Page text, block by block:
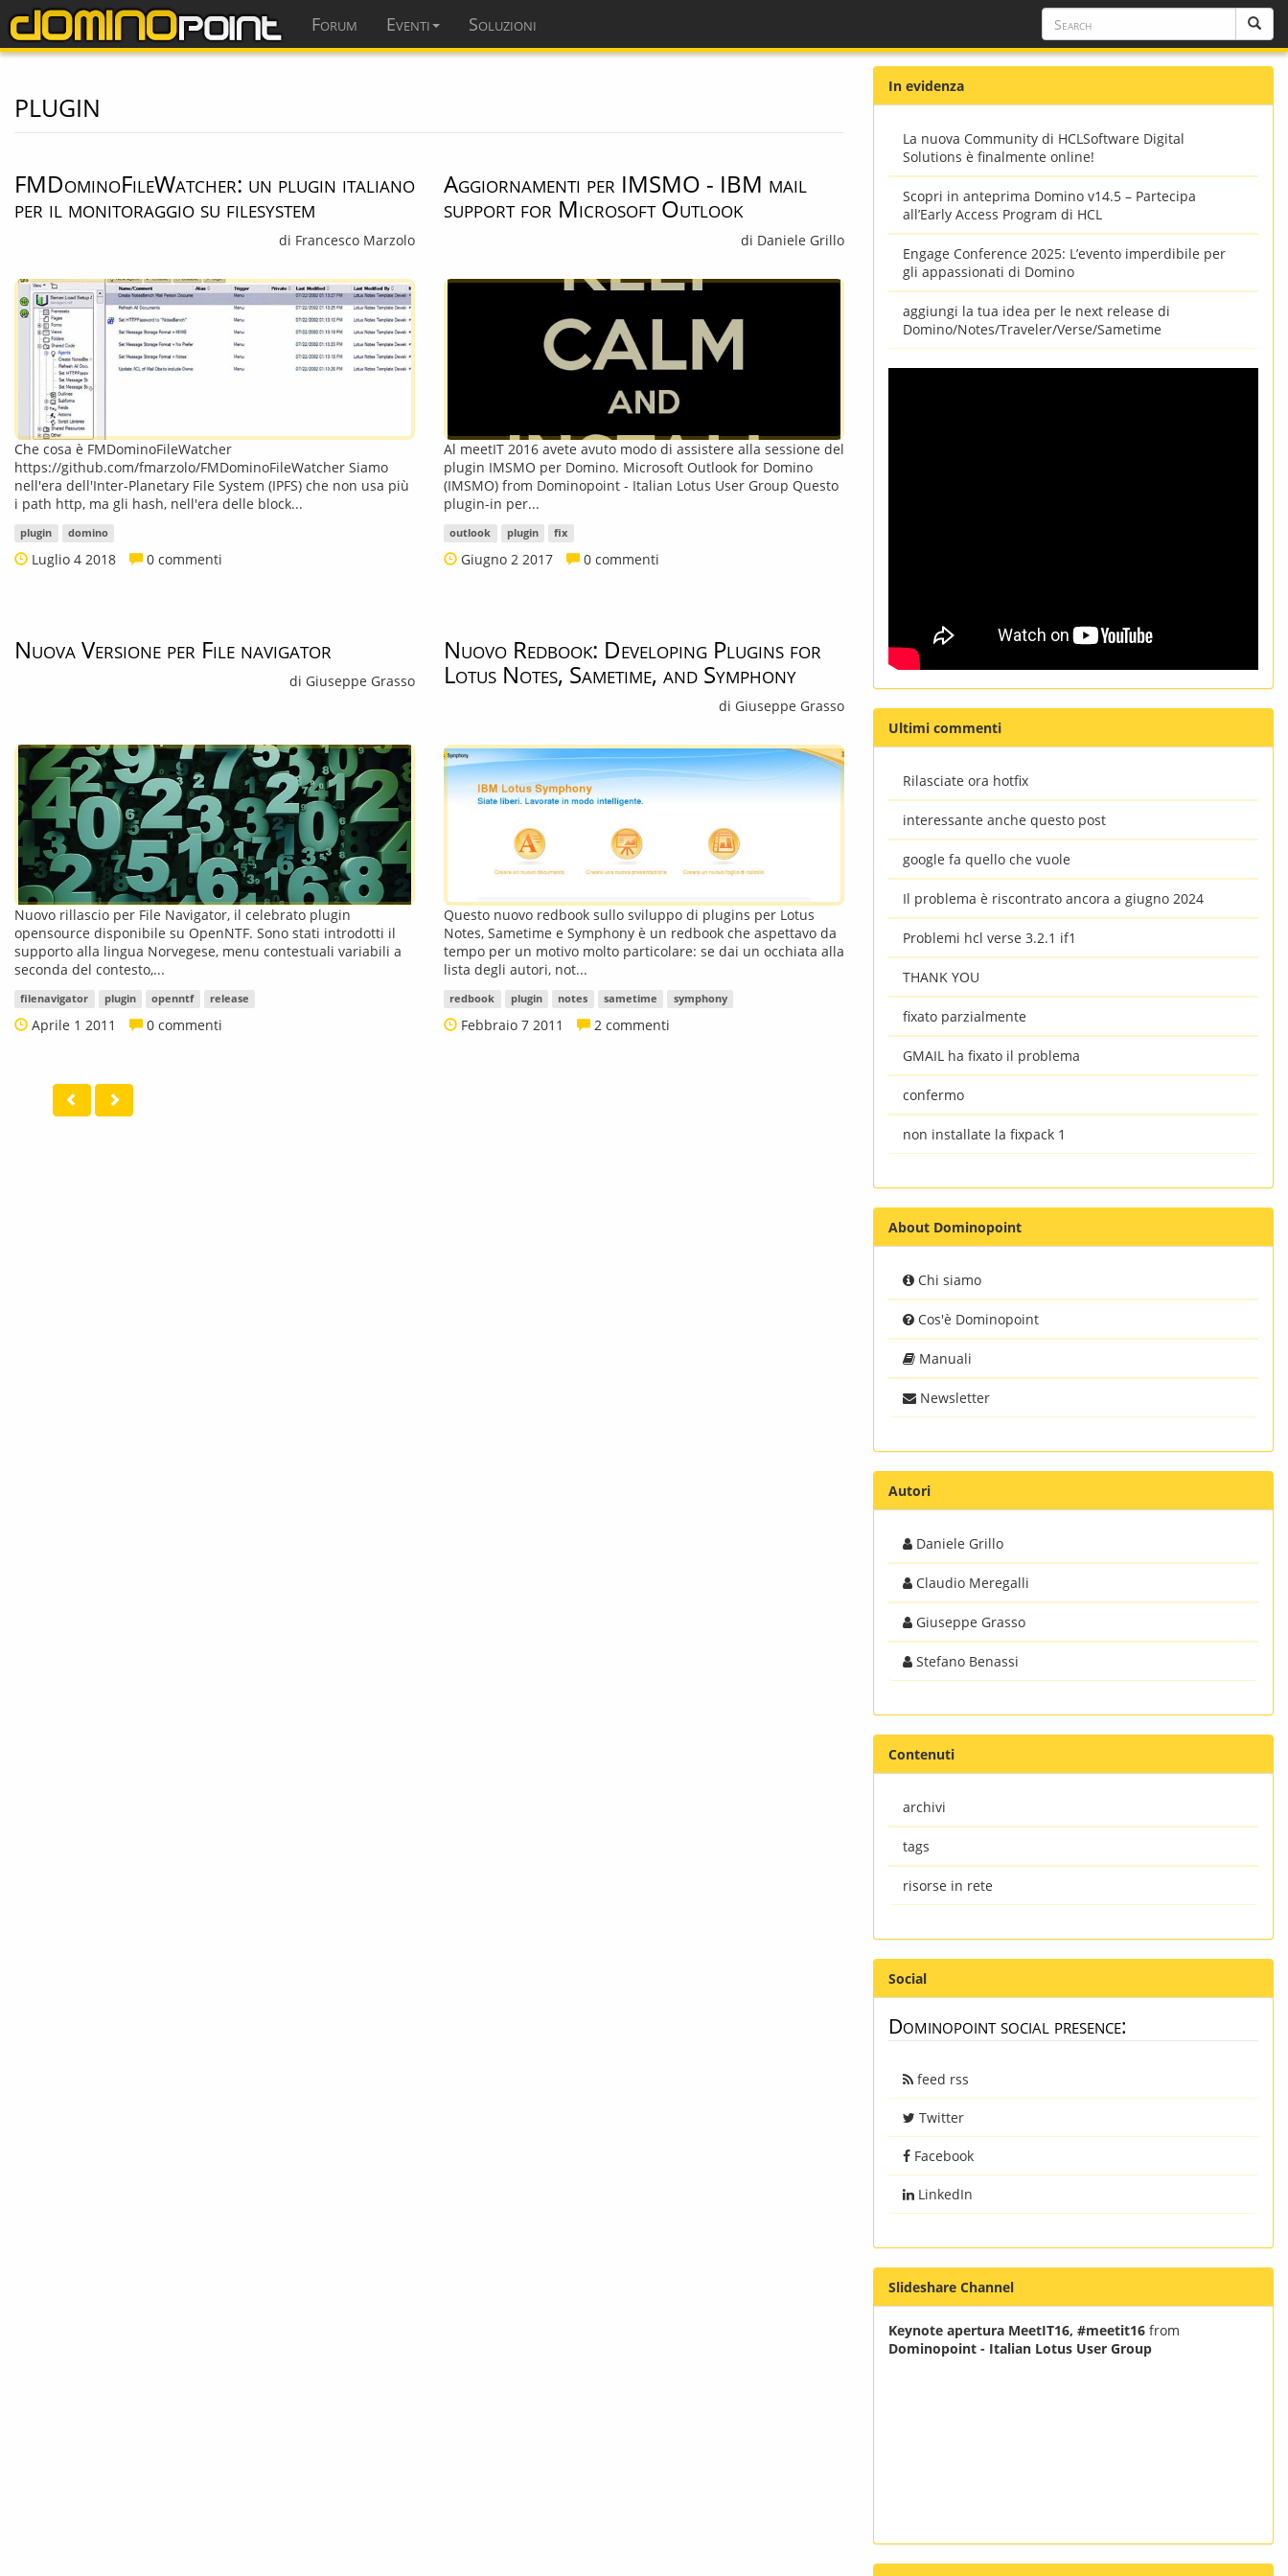
Forum Eventi Soluzioni
plugin
FMDominoFileWatcher: un plugin italiano
per il monitoraggio su filesystem
di Francesco Marzolo
Che cosa è FMDominoFileWatcher
https://github.com/fmarzolo/FMDominoFileWatcher Siamo
nell'era dell'Inter-Planetary File System (IPFS) che non usa più
i path http, ma gli hash, nell'era delle block...
plugin domino
Luglio 4 2018 0 commenti
Aggiornamenti per IMSMO - IBM mail
support for Microsoft Outlook
di Daniele Grillo
Al meetIT 2016 avete avuto modo di assistere alla sessione del
plugin IMSMO per Domino. Microsoft Outlook for Domino
(IMSMO) from Dominopoint - Italian Lotus User Group Questo
plugin-in per...
outlook plugin fix
Giugno 2 2017 0 commenti
Nuova Versione per File navigator
di Giuseppe Grasso
Nuovo rillascio per File Navigator, il celebrato plugin
opensource disponibile su OpenNTF. Sono stati introdotti il
supporto alla lingua Norvegese, menu contestuali variabili a
seconda del contesto,...
filenavigator plugin openntf release
Aprile 1 2011 0 commenti
Nuovo Redbook: Developing Plugins for
Lotus Notes, Sametime, and Symphony
di Giuseppe Grasso
Questo nuovo redbook sullo sviluppo di plugins per Lotus
Notes, Sametime e Symphony è un redbook che aspettavo da
tempo per un motivo molto particolare: se dai un occhiata alla
lista degli autori, not...
redbook plugin notes sametime symphony
Febbraio 7 2011 2 commenti
In evidenza
La nuova Community di HCLSoftware Digital
Solutions è finalmente online!
Scopri in anteprima Domino v14.5 – Partecipa
all’Early Access Program di HCL
Engage Conference 2025: L’evento imperdibile per
gli appassionati di Domino
aggiungi la tua idea per le next release di
Domino/Notes/Traveler/Verse/Sametime
Ultimi commenti
Rilasciate ora hotfix
interessante anche questo post
google fa quello che vuole
Il problema è riscontrato ancora a giugno 2024
Problemi hcl verse 3.2.1 if1
THANK YOU
fixato parzialmente
GMAIL ha fixato il problema
confermo
non installate la fixpack 1
About Dominopoint
Chi siamo
Cos'è Dominopoint
Manuali
Newsletter
Autori
Daniele Grillo
Claudio Meregalli
Giuseppe Grasso
Stefano Benassi
Contenuti
archivi
tags
risorse in rete
Social
Dominopoint social presence:
feed rss
Twitter
Facebook
LinkedIn
Slideshare Channel
Keynote apertura MeetIT16, #meetit16 from
Dominopoint - Italian Lotus User Group